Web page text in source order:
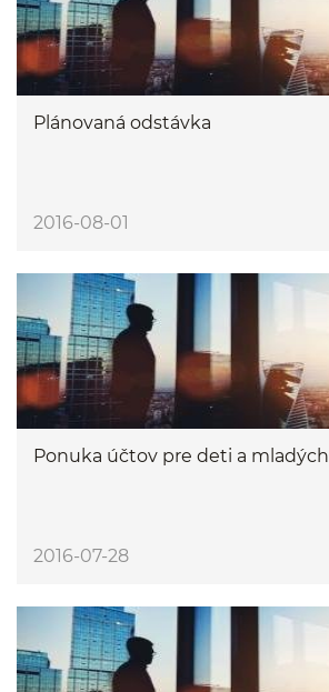
Plánovaná odstávka
2016-08-01
Ponuka účtov pre deti a mladých
2016-07-28